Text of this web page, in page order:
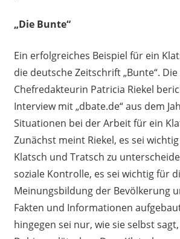
„Die Bunte“
Ein erfolgreiches Beispiel für ein
diedeutsche Zeitschrift „Bunte“.
Chefredakteurin Patricia Riekel
Interview mit„dbate.de“aus dem
Situationen bei der Arbeit für ein
Zunächst meint Riekel, es sei
Klatsch und Tratsch zu
soziale Kontrolle, es sei wichtig für
Meinungsbildung der Bevölkerung
Fakten und Informationen
hingegen sei nur, wie sieselbstsagt,